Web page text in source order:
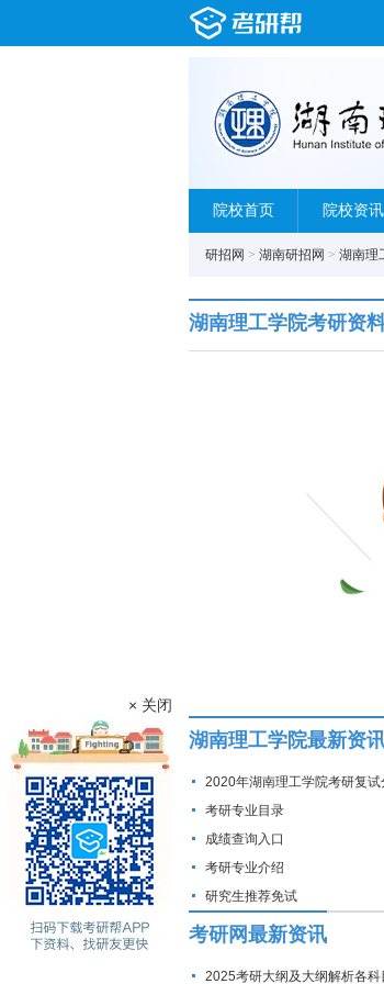
院校首页 院校资讯
研招网 > 湖南研招网 > 湖南理
湖南理工学院考研资
湖南理工学院最新资
2020年湖南理工学院考研复试
考研专业目录
成绩查询入口
考研专业介绍
研究生推荐免试
考研网最新资讯
2025考研大纲及大纲解析各科
× 关闭